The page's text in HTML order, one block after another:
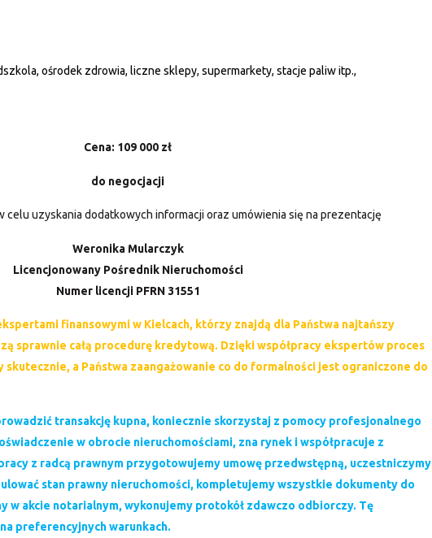
ośrodek zdrowia, liczne sklepy, supermarkety, stacje paliw itp.,
Cena: 109 000 zł
do negocjacji
celu uzyskania dodatkowych informacji oraz umówienia się na prezentację
Weronika Mularczyk
Licencjonowany Pośrednik Nieruchomości
Numer licencji PFRN 31551
finansowymi w Kielcach, którzy znajdą dla Państwa najtańszy
sprawnie całą procedurę kredytową. Dzięki współpracy ekspertów proces
a Państwa zaangażowanie co do formalności jest ograniczone do
transakcję kupna, koniecznie skorzystaj z pomocy profesjonalnego
w obrocie nieruchomościami, zna rynek i współpracuje z
z radcą prawnym przygotowujemy umowę przedwstępną, uczestniczymy
stan prawny nieruchomości, kompletujemy wszystkie dokumenty do
w akcie notarialnym, wykonujemy protokół zdawczo odbiorczy. Tę
preferencyjnych warunkach.